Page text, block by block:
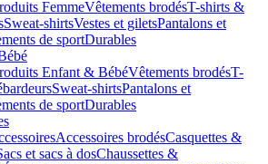
FemmeVêtements brodésT-shirts &
Sweat-shirtsVestes et giletsPantalons et
de sportDurables
Enfant & BébéVêtements brodésT-
Sweat-shirtsPantalons et
de sportDurables
Accessoires brodésCasquettes &
et sacs à dosChaussettes &